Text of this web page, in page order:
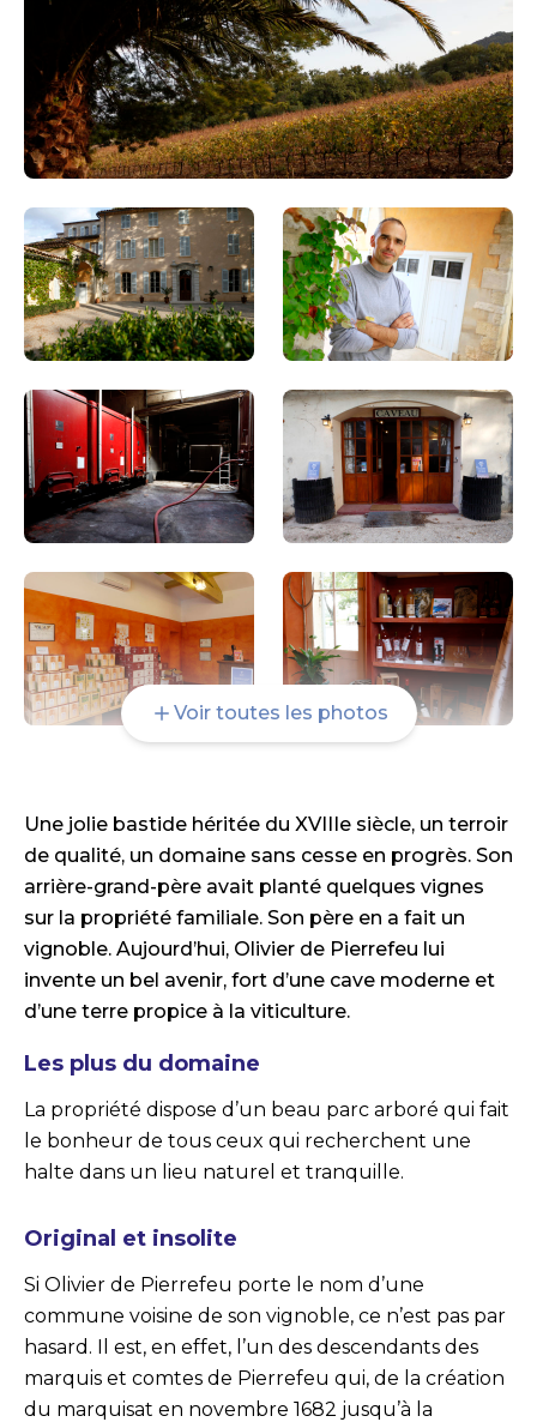
Voir toutes les photos
Une jolie bastide héritée du XVIIIe siècle, un terroir
de qualité, un domaine sans cesse en progrès. Son
arrière-grand-père avait planté quelques vignes
sur la propriété familiale. Son père en a fait un
vignoble. Aujourd’hui, Olivier de Pierrefeu lui
invente un bel avenir, fort d’une cave moderne et
d’une terre propice à la viticulture.
Les plus du domaine
La propriété dispose d’un beau parc arboré qui fait
le bonheur de tous ceux qui recherchent une
halte dans un lieu naturel et tranquille.
Original et insolite
Si Olivier de Pierrefeu porte le nom d’une
commune voisine de son vignoble, ce n’est pas par
hasard. Il est, en effet, l’un des descendants des
marquis et comtes de Pierrefeu qui, de la création
du marquisat en novembre 1682 jusqu’à la